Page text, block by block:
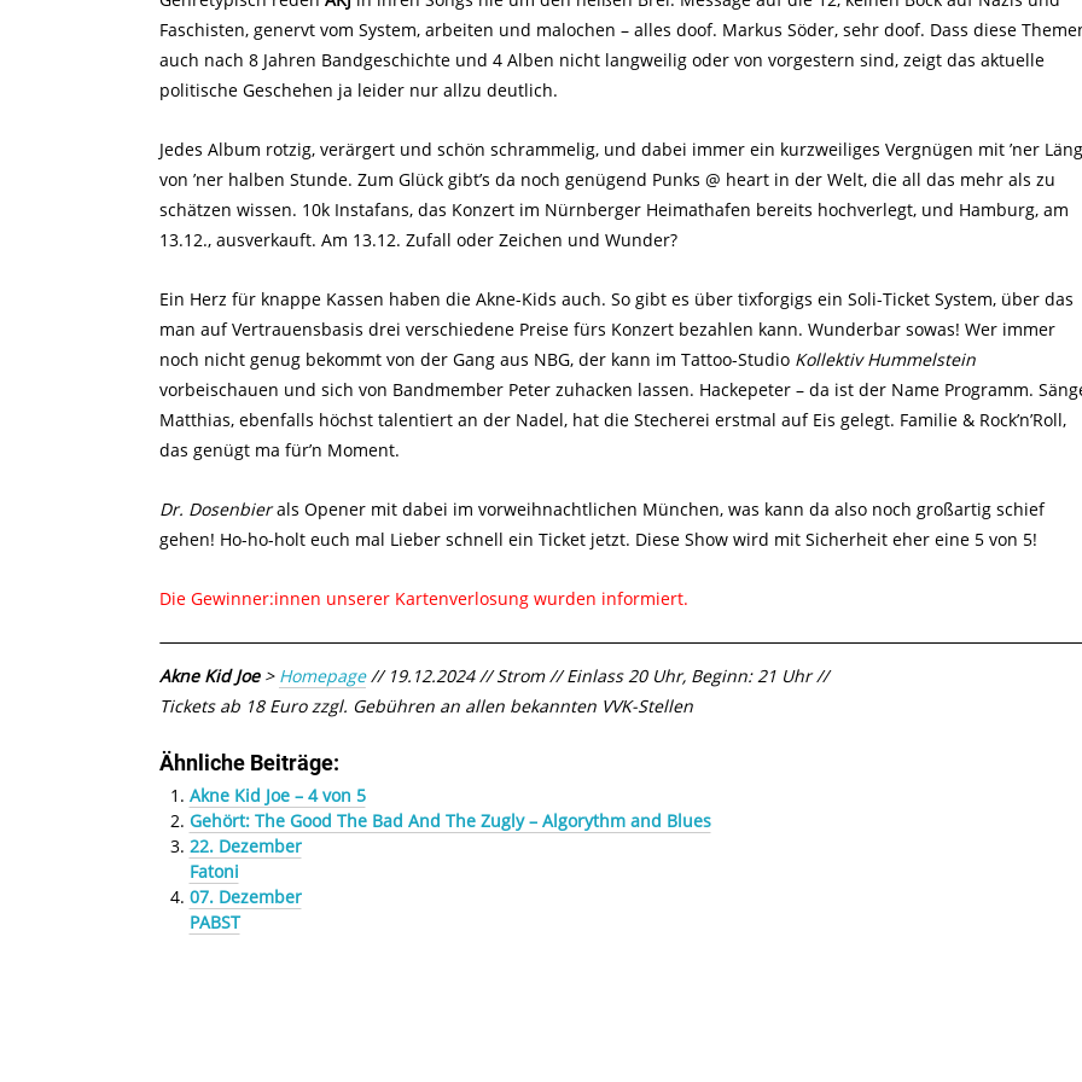
Faschisten, genervt vom System, arbeiten und malochen – alles doof. Markus Söder, sehr doof. Dass diese
auch nach 8 Jahren Bandgeschichte und 4 Alben nicht langweilig oder von vorgestern sind, zeigt das aktuelle
politische Geschehen ja leider nur allzu deutlich.
Jedes Album rotzig, verärgert und schön schrammelig, und dabei immer ein kurzweiliges Vergnügen mit ’ner
von ’ner halben Stunde. Zum Glück gibt’s da noch genügend Punks @ heart in der Welt, die all das mehr als zu
schätzen wissen. 10k Instafans, das Konzert im Nürnberger Heimathafen bereits hochverlegt, und Hamburg, am
13.12., ausverkauft. Am 13.12. Zufall oder Zeichen und Wunder?
Ein Herz für knappe Kassen haben die Akne-Kids auch. So gibt es über tixforgigs ein Soli-Ticket System, über das
man auf Vertrauensbasis drei verschiedene Preise fürs Konzert bezahlen kann. Wunderbar sowas! Wer immer
noch nicht genug bekommt von der Gang aus NBG, der kann im Tattoo-Studio Kollektiv Hummelstein
vorbeischauen und sich von Bandmember Peter zuhacken lassen. Hackepeter – da ist der Name Programm.
Matthias, ebenfalls höchst talentiert an der Nadel, hat die Stecherei erstmal auf Eis gelegt. Familie & Rock’n’Roll,
das genügt ma für’n Moment.
Dr. Dosenbierals Opener mit dabei im vorweihnachtlichen München, was kann da also noch großartig schief
gehen! Ho-ho-holt euch mal Lieber schnell ein Ticket jetzt. Diese Show wird mit Sicherheit eher eine 5 von 5!
Die Gewinner:innen unserer Kartenverlosung wurden informiert.
Akne Kid Joe> Homepage// 19.12.2024 // Strom // Einlass 20 Uhr, Beginn: 21 Uhr //
Tickets ab 18 Euro zzgl. Gebühren an allen bekannten VVK-Stellen
Ähnliche Beiträge:
Akne Kid Joe – 4 von 5
Gehört: The Good The Bad And The Zugly – Algorythm and Blues
22. Dezember
Fatoni
07. Dezember
PABST